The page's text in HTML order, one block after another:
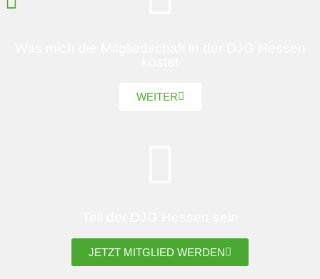
WEITER
JETZT MITGLIED WERDEN